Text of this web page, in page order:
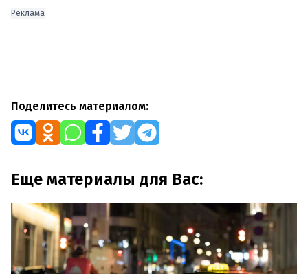
Реклама
Поделитесь материалом:
Еще материалы для Вас: